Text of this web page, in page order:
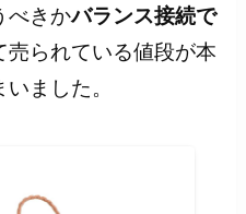
べきかバランス接続で
売られている値段が本
ました。